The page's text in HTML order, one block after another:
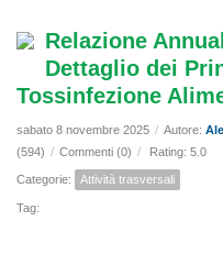
Relazione
Dettaglio dei
Tossinfezione
sabato 8 novembre 2025 / Autore:
(594) / Commenti (0) / Rating: 5.0
Categorie: Attività trasversali
Tag: